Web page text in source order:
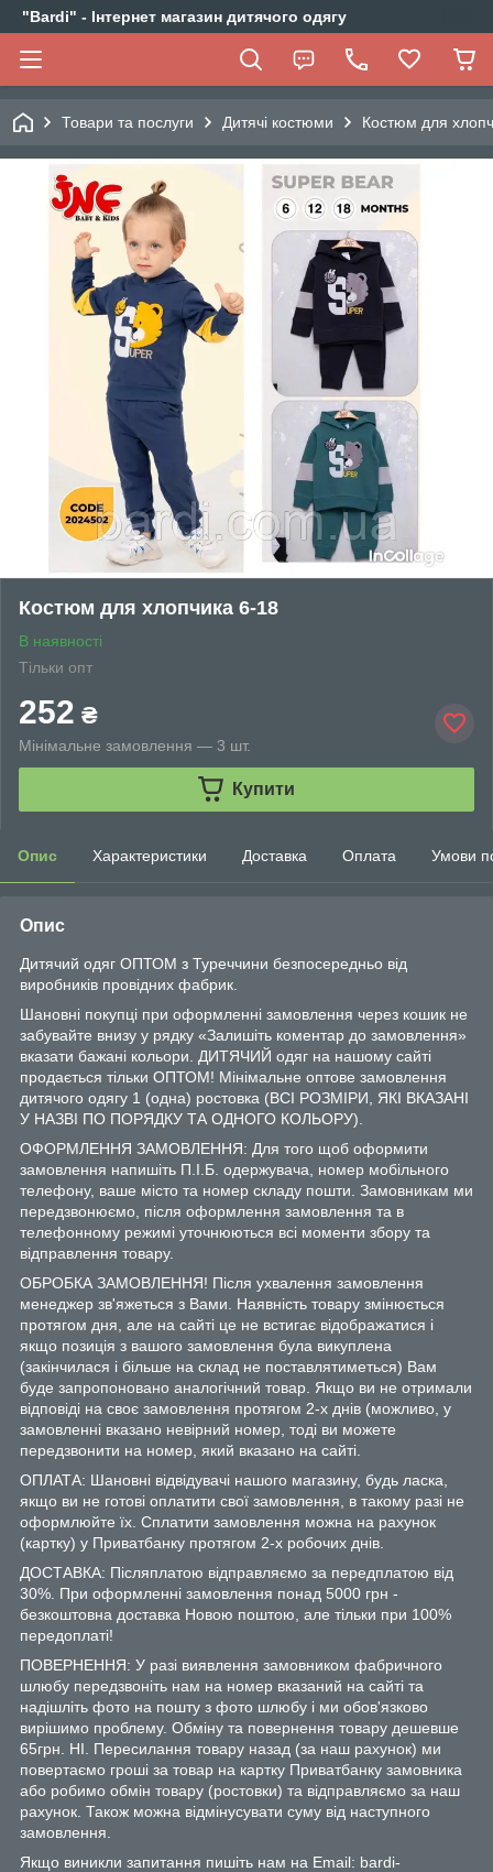
"Bardi" - Інтернет магазин дитячого одягу
Товари та послуги Дитячі костюми Костюм для
Костюм для хлопчика 6-18
В наявності
Тільки опт
252 ₴
Мінімальне замовлення — 3 шт.
Купити
Опис Характеристики Доставка Оплата Умови
Опис
Дитячий одяг ОПТОМ з Туреччини безпосередньо від
виробників провідних фабрик.
Шановні покупці при оформленні замовлення через кошик не
забувайте внизу у рядку «Залишіть коментар до замовлення»
вказати бажані кольори. ДИТЯЧИЙ одяг на нашому сайті
продається тільки ОПТОМ! Мінімальне оптове замовлення
дитячого одягу 1 (одна) ростовка (ВСІ РОЗМІРИ, ЯКІ ВКАЗАНІ
У НАЗВІ ПО ПОРЯДКУ ТА ОДНОГО КОЛЬОРУ).
ОФОРМЛЕННЯ ЗАМОВЛЕННЯ: Для того щоб оформити
замовлення напишіть П.І.Б. одержувача, номер мобільного
телефону, ваше місто та номер складу пошти. Замовникам ми
передзвонюємо, після оформлення замовлення та в
телефонному режимі уточнюються всі моменти збору та
відправлення товару.
ОБРОБКА ЗАМОВЛЕННЯ! Після ухвалення замовлення
менеджер зв'яжеться з Вами. Наявність товару змінюється
протягом дня, але на сайті це не встигає відображатися і
якщо позиція з вашого замовлення була викуплена
(закінчилася і більше на склад не поставлятиметься) Вам
буде запропоновано аналогічний товар. Якщо ви не отримали
відповіді на своє замовлення протягом 2-х днів (можливо, у
замовленні вказано невірний номер, тоді ви можете
передзвонити на номер, який вказано на сайті.
ОПЛАТА: Шановні відвідувачі нашого магазину, будь ласка,
якщо ви не готові оплатити свої замовлення, в такому разі не
оформлюйте їх. Сплатити замовлення можна на рахунок
(картку) у Приватбанку протягом 2-х робочих днів.
ДОСТАВКА: Післяплатою відправляємо за передплатою від
30%. При оформленні замовлення понад 5000 грн -
безкоштовна доставка Новою поштою, але тільки при 100%
передоплаті!
ПОВЕРНЕННЯ: У разі виявлення замовником фабричного
шлюбу передзвоніть нам на номер вказаний на сайті та
надішліть фото на пошту з фото шлюбу і ми обов'язково
вирішимо проблему. Обміну та повернення товару дешевше
65грн. НІ. Пересилання товару назад (за наш рахунок) ми
повертаємо гроші за товар на картку Приватбанку замовника
або робимо обмін товару (ростовки) та відправляємо за наш
рахунок. Також можна відмінусувати суму від наступного
замовлення.
Якщо виникли запитання пишіть нам на Email: bardi-